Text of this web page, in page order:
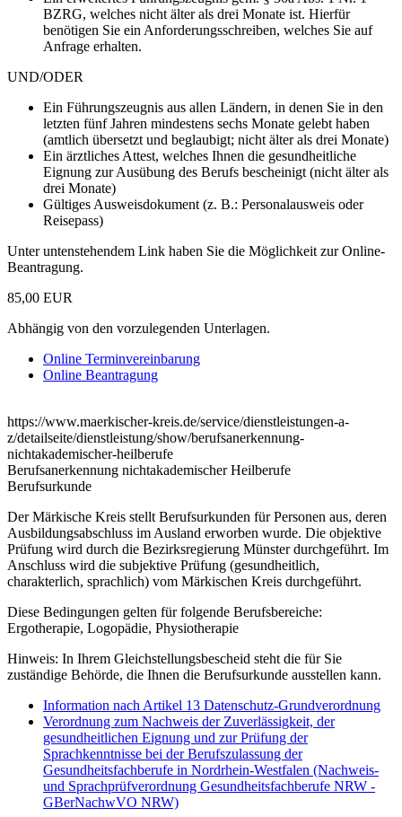
BZRG, welches nicht älter als drei Monate ist. Hierfür
benötigen Sie ein Anforderungsschreiben, welches Sie auf
Anfrage erhalten.
UND/ODER
Ein Führungszeugnis aus allen Ländern, in denen Sie in den
letzten fünf Jahren mindestens sechs Monate gelebt haben
(amtlich übersetzt und beglaubigt; nicht älter als drei Monate)
Ein ärztliches Attest, welches Ihnen die gesundheitliche
Eignung zur Ausübung des Berufs bescheinigt (nicht älter als
drei Monate)
Gültiges Ausweisdokument (z. B.: Personalausweis oder
Reisepass)
Unter untenstehendem Link haben Sie die Möglichkeit zur Online-
Beantragung.
85,00 EUR
Abhängig von den vorzulegenden Unterlagen.
Online Terminvereinbarung
Online Beantragung
https://www.maerkischer-kreis.de/service/dienstleistungen-a-
z/detailseite/dienstleistung/show/berufsanerkennung-
nichtakademischer-heilberufe
Berufsanerkennung nichtakademischer Heilberufe
Berufsurkunde
Der Märkische Kreis stellt Berufsurkunden für Personen aus, deren
Ausbildungsabschluss im Ausland erworben wurde. Die objektive
Prüfung wird durch die Bezirksregierung Münster durchgeführt. Im
Anschluss wird die subjektive Prüfung (gesundheitlich,
charakterlich, sprachlich) vom Märkischen Kreis durchgeführt.
Diese Bedingungen gelten für folgende Berufsbereiche:
Ergotherapie, Logopädie, Physiotherapie
Hinweis: In Ihrem Gleichstellungsbescheid steht die für Sie
zuständige Behörde, die Ihnen die Berufsurkunde ausstellen kann.
Information nach Artikel 13 Datenschutz-Grundverordnung
Verordnung zum Nachweis der Zuverlässigkeit, der
gesundheitlichen Eignung und zur Prüfung der
Sprachkenntnisse bei der Berufszulassung der
Gesundheitsfachberufe in Nordrhein-Westfalen (Nachweis-
und Sprachprüfverordnung Gesundheitsfachberufe NRW -
GBerNachwVO NRW)